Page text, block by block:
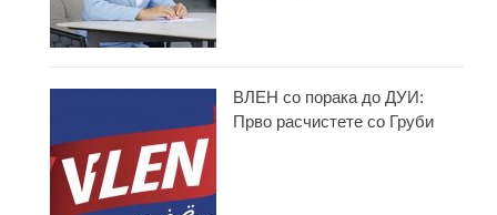
ВЛЕН со порака до ДУИ:
Прво расчистете со Груби